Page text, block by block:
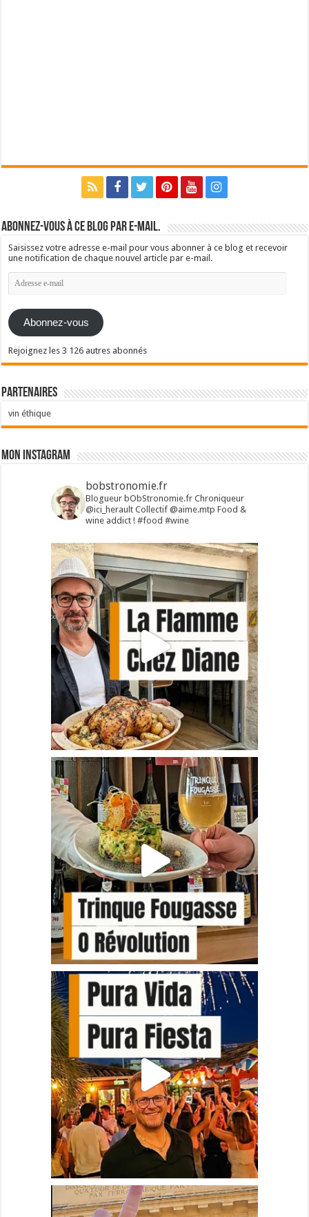
Abonnez-vous à ce blog par e-mail.
Saisissez votre adresse e-mail pour vous abonner à ce blog et recevoir
une notification de chaque nouvel article par e-mail.
Adresse
e-
Abonnez-vous
Rejoignez les 3 126 autres abonnés
Partenaires
vin éthique
Mon Instagram
bobstronomie.fr
Blogueur bObStronomie.fr Chroniqueur
@ici_heraultCollectif @aime.mtp Food &
wine addict !#food #wine